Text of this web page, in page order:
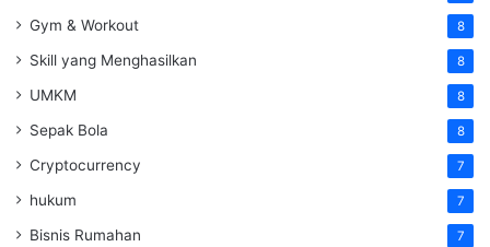
Gym & Workout 8
Skill yang Menghasilkan 8
UMKM 8
Sepak Bola 8
Cryptocurrency 7
hukum 7
Bisnis Rumahan 7